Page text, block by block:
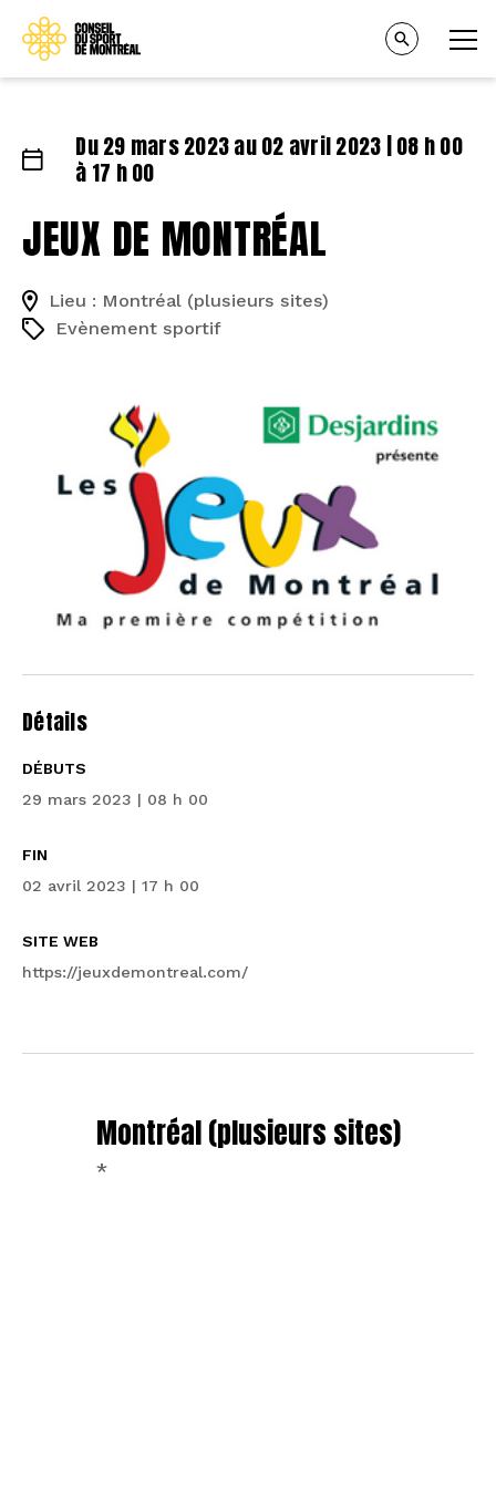
Du 29 mars 2023 au 02 avril 2023 | 08 h 00
à 17 h 00
JEUX DE MONTRÉAL
Lieu : Montréal (plusieurs sites)
Evènement sportif
Détails
DÉBUTS
29 mars 2023 | 08 h 00
FIN
02 avril 2023 | 17 h 00
SITE WEB
https://jeuxdemontreal.com/
Montréal (plusieurs sites)
*